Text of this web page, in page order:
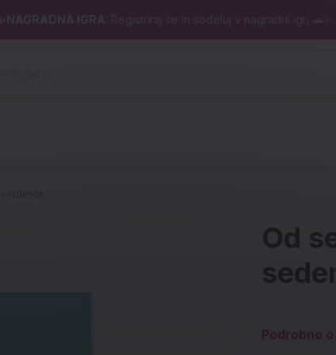
✨NAGRADNA IGRA : Registriraj se in sodeluj v nagradni igri 🚗✨
Od
Podrobno